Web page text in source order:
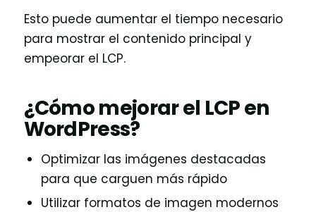
Esto puede aumentar el tiempo necesario
para mostrar el contenido principal y
empeorar el LCP.
¿Cómo mejorar el LCP en
WordPress?
Optimizar las imágenes destacadas
para que carguen más rápido
Utilizar formatos de imagen modernos